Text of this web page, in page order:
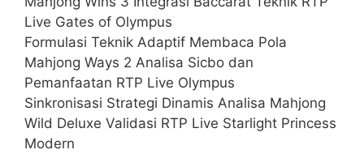
Live Gates of Olympus
Formulasi Teknik Adaptif Membaca Pola
Mahjong Ways 2 Analisa Sicbo dan
Pemanfaatan RTP Live Olympus
Sinkronisasi Strategi Dinamis Analisa Mahjong
Wild Deluxe Validasi RTP Live Starlight Princess
Modern